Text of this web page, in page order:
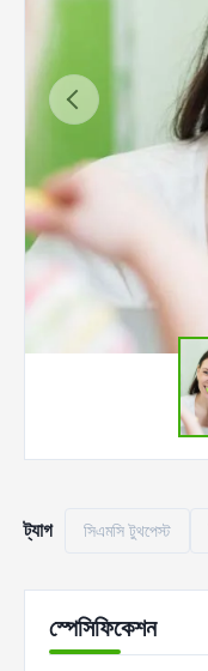
ট্যাগ সিএমসি টুথপেস্ট
স্পেসিফিকেশন